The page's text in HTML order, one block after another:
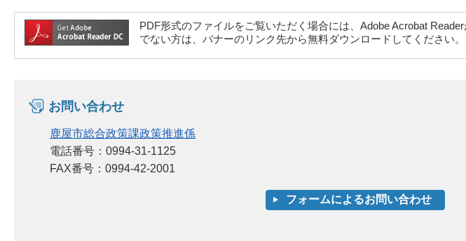
PDF形式のファイルをご覧いただく場合には、Adobe Acrobat
でない方は、バナーのリンク先から無料ダウンロードしてください。
お問い合わせ
鹿屋市総合政策課政策推進係
電話番号：0994-31-1125
FAX番号：0994-42-2001